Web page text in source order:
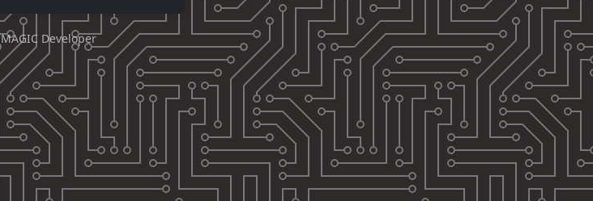
MAGIC Developer